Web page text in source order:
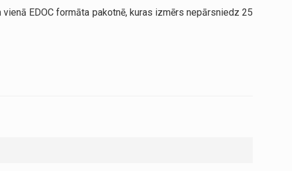
EDOC formāta pakotnē, kuras izmērs nepārsniedz 25